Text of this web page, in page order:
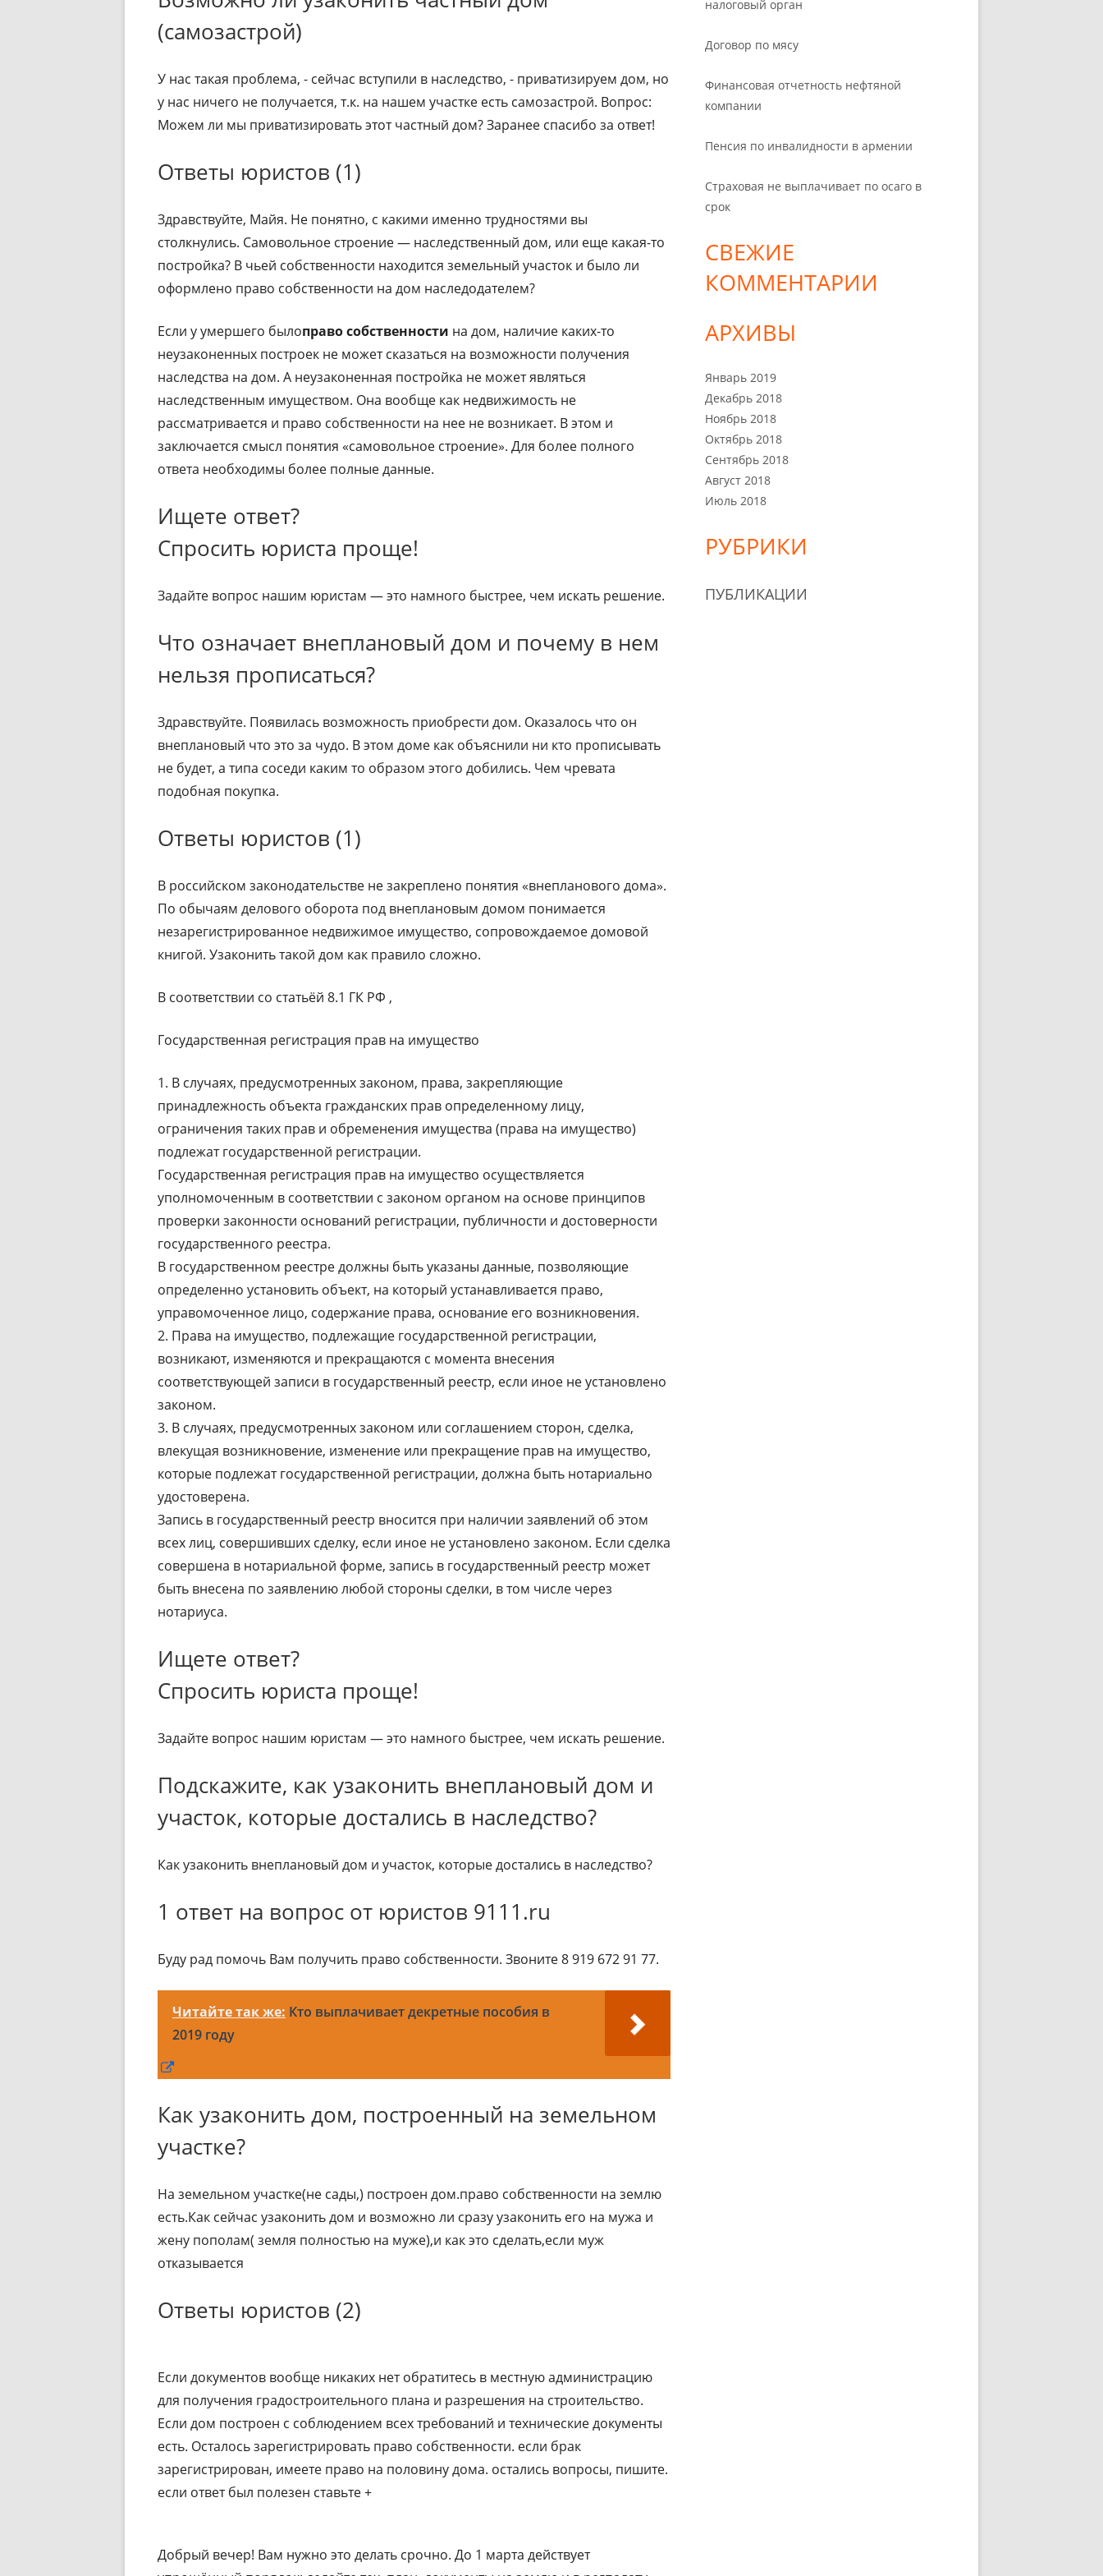
(самозастрой)
У нас такая проблема, - сейчас вступили в наследство, - приватизируем дом, но
у нас ничего не получается, т.к. на нашем участке есть самозастрой. Вопрос:
Можем ли мы приватизировать этот частный дом? Заранее спасибо за ответ!
Ответы юристов (1)
Здравствуйте, Майя. Не понятно, с какими именно трудностями вы
столкнулись. Самовольное строение — наследственный дом, или еще какая-то
постройка? В чьей собственности находится земельный участок и было ли
оформлено право собственности на дом наследодателем?
Если у умершего былоправо собственности на дом, наличие каких-то
неузаконенных построек не может сказаться на возможности получения
наследства на дом. А неузаконенная постройка не может являться
наследственным имуществом. Она вообще как недвижимость не
рассматривается и право собственности на нее не возникает. В этом и
заключается смысл понятия «самовольное строение». Для более полного
ответа необходимы более полные данные.
Ищете ответ?
Спросить юриста проще!
Задайте вопрос нашим юристам — это намного быстрее, чем искать решение.
Что означает внеплановый дом и почему в нем
нельзя прописаться?
Здравствуйте. Появилась возможность приобрести дом. Оказалось что он
внеплановый что это за чудо. В этом доме как объяснили ни кто прописывать
не будет, а типа соседи каким то образом этого добились. Чем чревата
подобная покупка.
Ответы юристов (1)
В российском законодательстве не закреплено понятия «внепланового дома».
По обычаям делового оборота под внеплановым домом понимается
незарегистрированное недвижимое имущество, сопровождаемое домовой
книгой. Узаконить такой дом как правило сложно.
В соответствии со статьёй 8.1 ГК РФ ,
Государственная регистрация прав на имущество
1. В случаях, предусмотренных законом, права, закрепляющие
принадлежность объекта гражданских прав определенному лицу,
ограничения таких прав и обременения имущества (права на имущество)
подлежат государственной регистрации.
Государственная регистрация прав на имущество осуществляется
уполномоченным в соответствии с законом органом на основе принципов
проверки законности оснований регистрации, публичности и достоверности
государственного реестра.
В государственном реестре должны быть указаны данные, позволяющие
определенно установить объект, на который устанавливается право,
управомоченное лицо, содержание права, основание его возникновения.
2. Права на имущество, подлежащие государственной регистрации,
возникают, изменяются и прекращаются с момента внесения
соответствующей записи в государственный реестр, если иное не установлено
законом.
3. В случаях, предусмотренных законом или соглашением сторон, сделка,
влекущая возникновение, изменение или прекращение прав на имущество,
которые подлежат государственной регистрации, должна быть нотариально
удостоверена.
Запись в государственный реестр вносится при наличии заявлений об этом
всех лиц, совершивших сделку, если иное не установлено законом. Если сделка
совершена в нотариальной форме, запись в государственный реестр может
быть внесена по заявлению любой стороны сделки, в том числе через
нотариуса.
Ищете ответ?
Спросить юриста проще!
Задайте вопрос нашим юристам — это намного быстрее, чем искать решение.
Подскажите, как узаконить внеплановый дом и
участок, которые достались в наследство?
Как узаконить внеплановый дом и участок, которые достались в наследство?
1 ответ на вопрос от юристов 9111.ru
Буду рад помочь Вам получить право собственности. Звоните 8 919 672 91 77.
Читайте так же: Кто выплачивает декретные пособия в
2019 году
новом
Как узаконить дом, построенный на земельном
участке?
На земельном участке(не сады,) построен дом.право собственности на землю
есть.Как сейчас узаконить дом и возможно ли сразу узаконить его на мужа и
жену пополам( земля полностью на муже),и как это сделать,если муж
отказывается
Ответы юристов (2)
Если документов вообще никаких нет обратитесь в местную администрацию
для получения градостроительного плана и разрешения на строительство.
Если дом построен с соблюдением всех требований и технические документы
есть. Осталось зарегистрировать право собственности. если брак
зарегистрирован, имеете право на половину дома. остались вопросы, пишите.
если ответ был полезен ставьте +​
Добрый вечер! Вам нужно это делать срочно. До 1 марта действует
налоговый орган
Договор по мясу
Финансовая отчетность нефтяной
компании
Пенсия по инвалидности в армении
Страховая не выплачивает по осаго в
срок
СВЕЖИЕ
КОММЕНТАРИИ
АРХИВЫ
Январь 2019
Декабрь 2018
Ноябрь 2018
Октябрь 2018
Сентябрь 2018
Август 2018
Июль 2018
РУБРИКИ
ПУБЛИКАЦИИ